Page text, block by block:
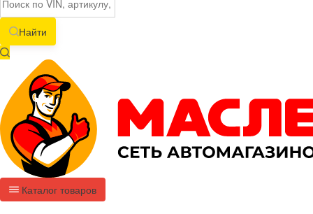
Найти
Каталог товаров